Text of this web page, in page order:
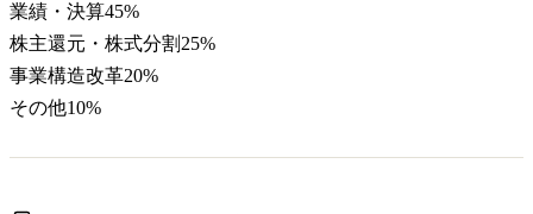
業績・決算45%
株主還元・株式分割 25%
事業構造改革20%
その他10%